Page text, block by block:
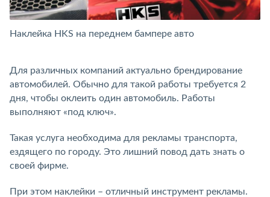
Наклейка HKS на переднем бампере авто
Для различных компаний актуально брендирование
автомобилей. Обычно для такой работы требуется 2
дня, чтобы оклеить один автомобиль. Работы
выполняют «под ключ».
Такая услуга необходима для рекламы транспорта,
ездящего по городу. Это лишний повод дать знать о
своей фирме.
При этом наклейки – отличный инструмент рекламы.